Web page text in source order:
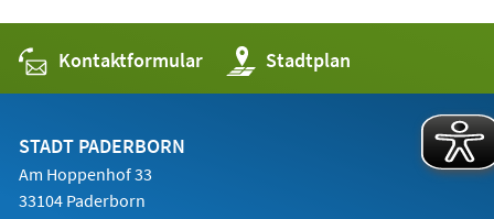
Kontaktformular Stadtplan
(Öffnet
in
einem
STADT PADERBORN
Am Hoppenhof 33
33104 Paderborn